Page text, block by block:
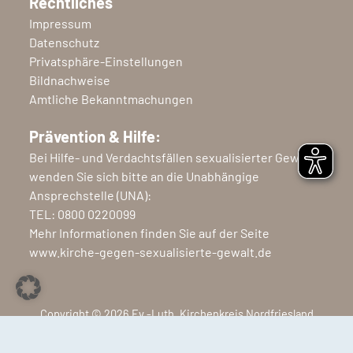
Impressum
Datenschutz
Privatsphäre-Einstellungen
Bildnachweise
Amtliche Bekanntmachungen
Prävention & Hilfe:
Bei Hilfe- und Verdachtsfällen sexualisierter Gewalt
wenden Sie sich bitte an die Unabhängige
Ansprechstelle (UNA):
TEL: 0800 0220099
Mehr Informationen finden Sie auf der Seite
www.kirche-gegen-sexualisierte-gewalt.de
Copyright © 2026 Ev.-Luth. Kirchenkreis Nordfriesland